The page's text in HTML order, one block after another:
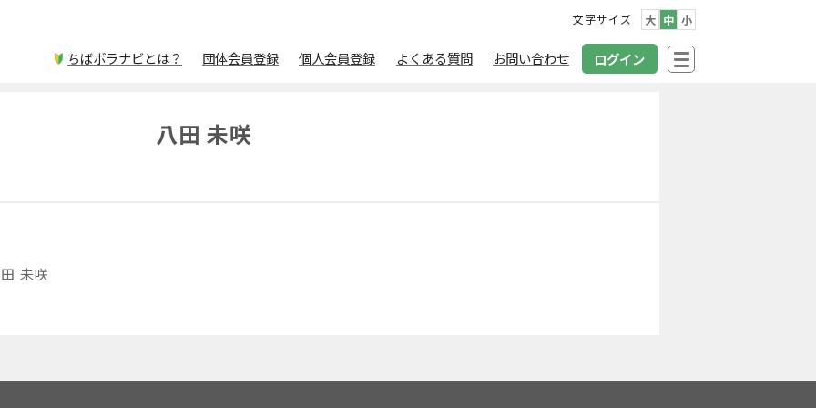
文字サイズ 大 中 小
ちばボラナビとは？ 団体会員登録 個人会員登録 よくある質問 お問い合わせ ログイン
八田 未咲
未咲